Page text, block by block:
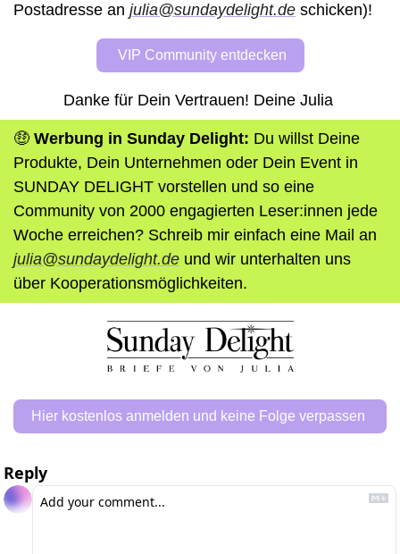
Postadresse an julia@sundaydelight.de schicken)!
VIP Community entdecken
Danke für Dein Vertrauen! Deine Julia
🤑 Werbung in Sunday Delight: Du willst Deine
Produkte, Dein Unternehmen oder Dein Event in
SUNDAY DELIGHT vorstellen und so eine
Community von 2000 engagierten Leser:innen jede
julia@sundaydelight.de und wir unterhalten uns
über Kooperationsmöglichkeiten.
Hier kostenlos anmelden und keine Folge verpassen
Reply